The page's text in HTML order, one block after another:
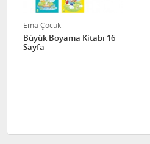
Ema Çocuk
Büyük Boyama Kitabı 16
Sayfa